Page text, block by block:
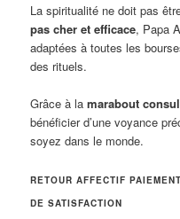
La spiritualité ne doit pas
pas cher et efficace, Papa
adaptées à toutes les
des rituels.
Grâce à lamarabout
bénéficier d’une voyance
soyez dans le monde.
RETOUR AFFECTIF
DE SATISFACTION